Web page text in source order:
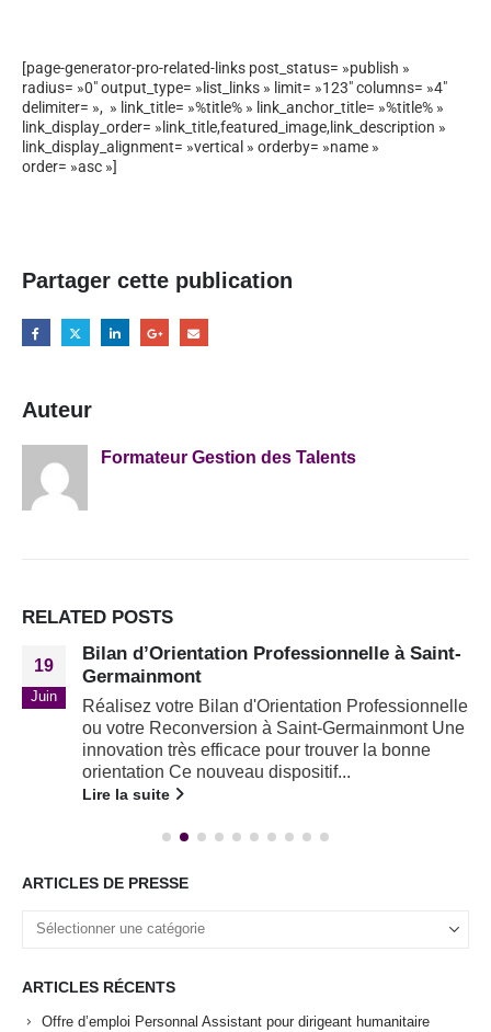
[page-generator-pro-related-links post_status= »publish »
radius= »0″ output_type= »list_links » limit= »123″ columns= »4″
delimiter= », » link_title= »%title% » link_anchor_title= »%title% »
link_display_order= »link_title,featured_image,link_description »
link_display_alignment= »vertical » orderby= »name »
order= »asc »]
Partager cette publication
Auteur
Formateur Gestion des Talents
RELATED POSTS
19
Juin
Bilan d’Orientation Professionnelle à Saint-
Germainmont
Réalisez votre Bilan d'Orientation Professionnelle
ou votre Reconversion à Saint-Germainmont Une
innovation très efficace pour trouver la bonne
orientation Ce nouveau dispositif...
Lire la suite
ARTICLES DE PRESSE
ARTICLES RÉCENTS
Offre d’emploi Personnal Assistant pour dirigeant humanitaire